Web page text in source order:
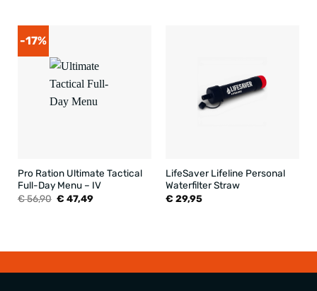
-17%
Pro Ration Ultimate Tactical
Full-Day Menu – IV
€56,90 Oorspronkelijke
€ 47,49Huidige
LifeSaver Lifeline Personal
Waterfilter Straw
€ 29,95